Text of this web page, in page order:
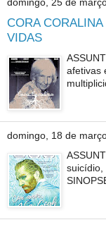
domingo, 25 de
CORA
VIDAS
afetivas
domingo, 18 de
suicídio,